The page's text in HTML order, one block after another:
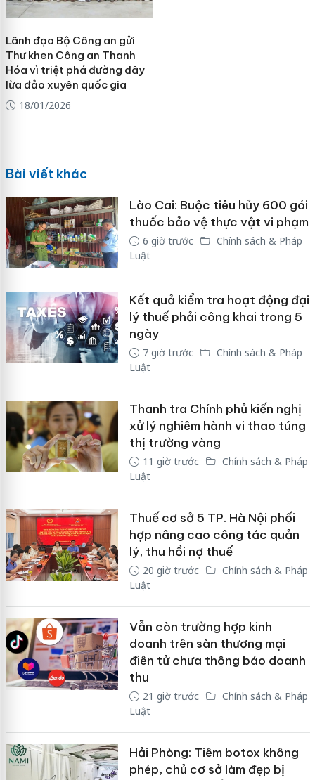
Lãnh đạo Bộ Công an gửi
Thư khen Công an Thanh
Hóa vì triệt phá đường dây
lừa đảo xuyên quốc gia
18/01/2026
Bài viết khác
Lào Cai: Buộc tiêu hủy 600 gói
thuốc bảo vệ thực vật vi phạm
6 giờ trước
Chính sách & Pháp
Luật
Kết quả kiểm tra hoạt động đại
lý thuế phải công khai trong 5
ngày
7 giờ trước
Chính sách & Pháp
Luật
Thanh tra Chính phủ kiến nghị
xử lý nghiêm hành vi thao túng
thị trường vàng
11 giờ trước
Chính sách & Pháp
Luật
Thuế cơ sở 5 TP. Hà Nội phối
hợp nâng cao công tác quản
lý, thu hồi nợ thuế
20 giờ trước
Chính sách & Pháp
Luật
Vẫn còn trường hợp kinh
doanh trên sàn thương mại
điên tử chưa thông báo doanh
thu
21 giờ trước
Chính sách & Pháp
Luật
Hải Phòng: Tiêm botox không
phép, chủ cơ sở làm đẹp bị